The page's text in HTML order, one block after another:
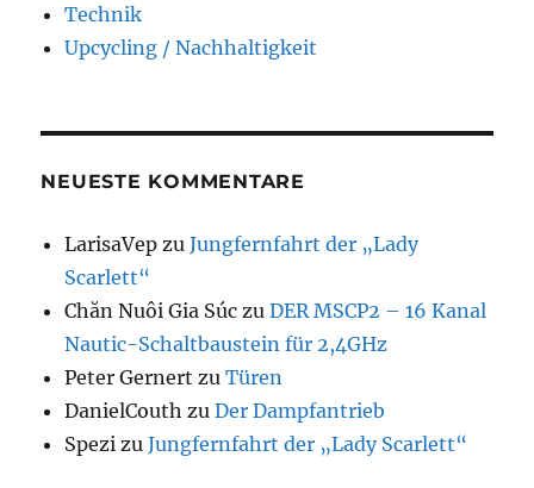
Technik
Upcycling / Nachhaltigkeit
NEUESTE KOMMENTARE
LarisaVep zuJungfernfahrt der „Lady
Scarlett“
Chăn Nuôi Gia Súc zuDER MSCP2 – 16 Kanal
Nautic-Schaltbaustein für 2,4GHz
Peter Gernert zuTüren
DanielCouth zuDer Dampfantrieb
Spezi zuJungfernfahrt der „Lady Scarlett“